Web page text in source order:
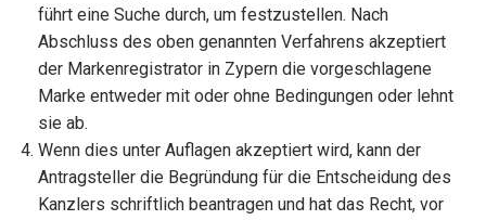
führt eine Suche durch, um festzustellen. Nach
Abschluss des oben genannten Verfahrens akzeptiert
der Markenregistrator in Zypern die vorgeschlagene
Marke entweder mit oder ohne Bedingungen oder lehnt
sie ab.
Wenn dies unter Auflagen akzeptiert wird, kann der
Antragsteller die Begründung für die Entscheidung des
Kanzlers schriftlich beantragen und hat das Recht, vor